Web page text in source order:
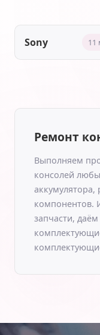
Sony 11
Ремонт
Выполняем
консолей
аккумулятора,
компонентов.
запчасти,